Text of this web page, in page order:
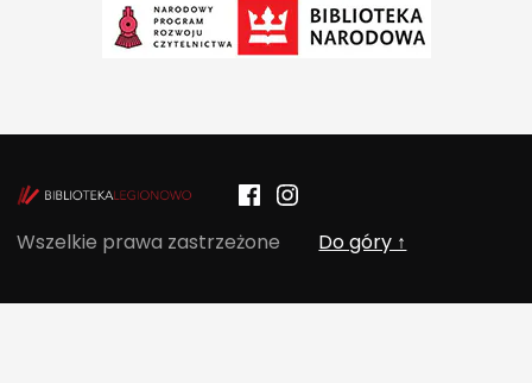
POCZYTALNIA – NOWE MIEJSCE NA
FacebookInstagram
Wszelkie prawa zastrzeżone Do góry ↑